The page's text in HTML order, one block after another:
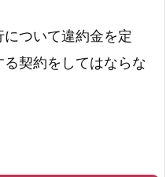
5項
ついて違約金を定
契約をしてはならな